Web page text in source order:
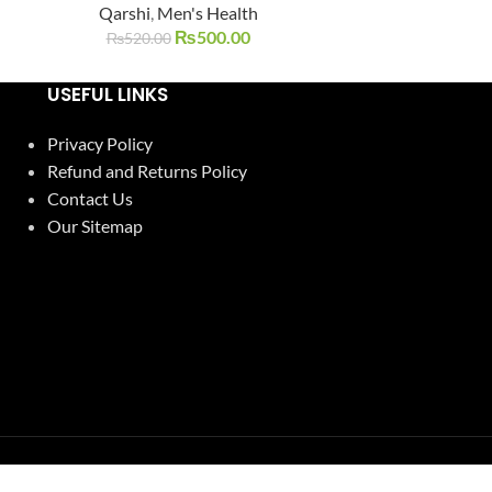
Qarshi, Men's Health
₨520.00 ₨500.00
USEFUL LINKS
Privacy Policy
Refund and Returns Policy
Contact Us
Our Sitemap